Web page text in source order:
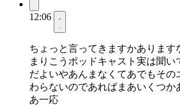
12:06
ちょっと言ってきますかあります
まりこうポッドキャスト実は聞い
だよいやあんまなくてあでもその
わらないのであればまあいくつか
あ一応